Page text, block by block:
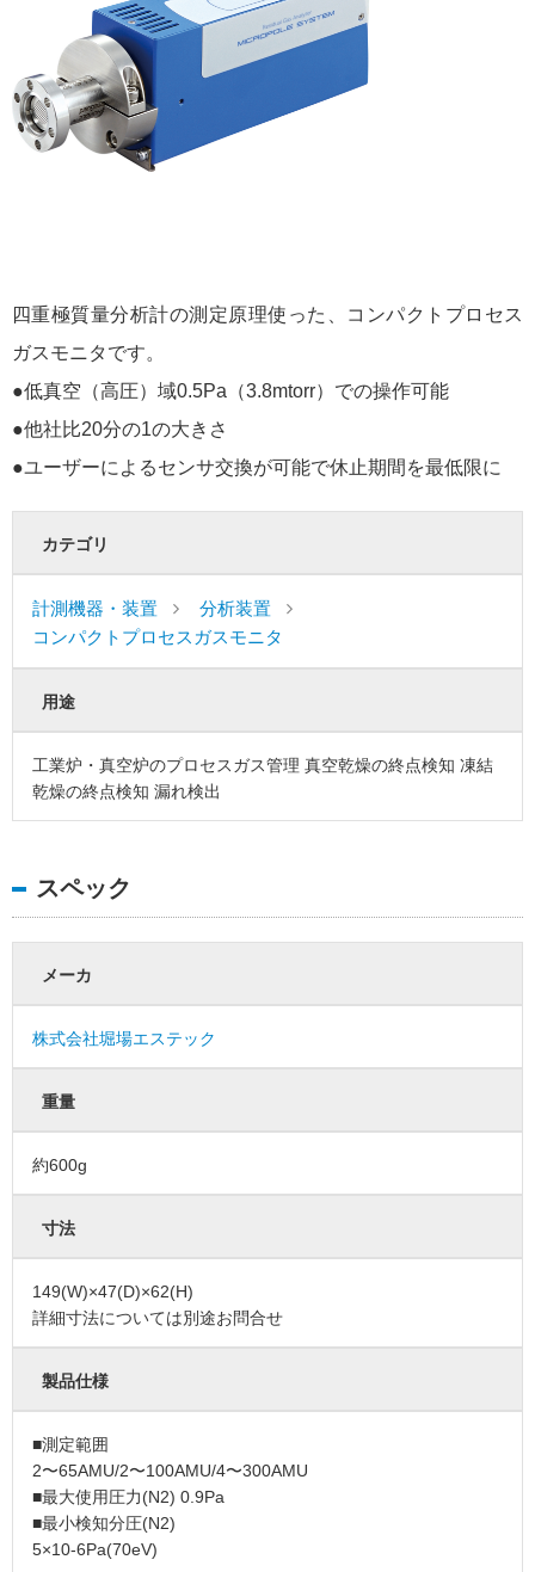
四重極質量分析計の測定原理使った、コンパクトプロセス
ガスモニタです。
●低真空（高圧）域0.5Pa（3.8mtorr）での操作可能
●他社比20分の1の大きさ
●ユーザーによるセンサ交換が可能で休止期間を最低限に
カテゴリ
計測機器・装置
分析装置
コンパクトプロセスガスモニタ
用途
工業炉・真空炉のプロセスガス管理 真空乾燥の終点検知 凍結
乾燥の終点検知 漏れ検出
スペック
メーカ
株式会社堀場エステック
重量
約600g
寸法
149(W)×47(D)×62(H)
詳細寸法については別途お問合せ
製品仕様
■測定範囲
2〜65AMU/2〜100AMU/4〜300AMU
■最大使用圧力(N2) 0.9Pa
■最小検知分圧(N2)
5×10-6Pa(70eV)